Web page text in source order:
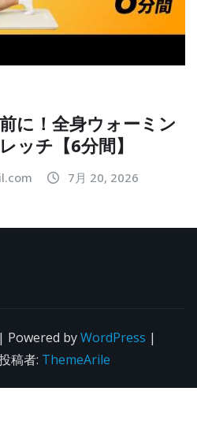
に！全身ウォーミン
ッチ【6分間】
7月 20, 2026
Powered byWordPress |
稿者: ThemeArile